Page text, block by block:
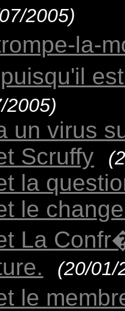
2005)
la-
2005)
un virus
Scruffy
la
le
La
(20/01/
le